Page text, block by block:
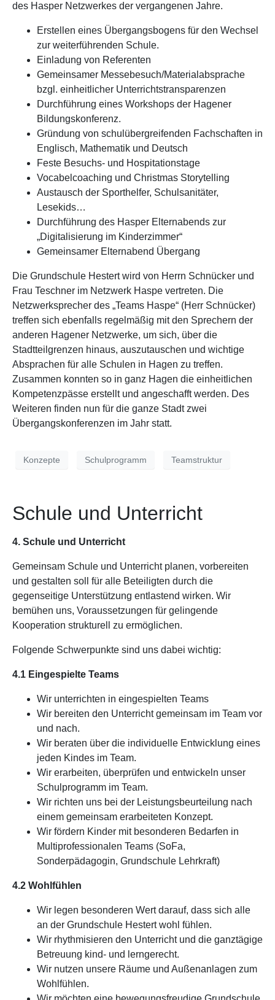
des Hasper Netzwerkes der vergangenen Jahre.
Erstellen eines Übergangsbogens für den Wechsel
zur weiterführenden Schule.
Einladung von Referenten
Gemeinsamer Messebesuch/Materialabsprache
bzgl. einheitlicher Unterrichtstransparenzen
Durchführung eines Workshops der Hagener
Bildungskonferenz.
Gründung von schulübergreifenden Fachschaften in
Englisch, Mathematik und Deutsch
Feste Besuchs- und Hospitationstage
Vocabelcoaching und Christmas Storytelling
Austausch der Sporthelfer, Schulsanitäter,
Lesekids…
Durchführung des Hasper Elternabends zur
„Digitalisierung im Kinderzimmer“
Gemeinsamer Elternabend Übergang
Die Grundschule Hestert wird von Herrn Schnücker und
Frau Teschner im Netzwerk Haspe vertreten. Die
Netzwerksprecher des „Teams Haspe“ (Herr Schnücker)
treffen sich ebenfalls regelmäßig mit den Sprechern der
anderen Hagener Netzwerke, um sich, über die
Stadtteilgrenzen hinaus, auszutauschen und wichtige
Absprachen für alle Schulen in Hagen zu treffen.
Zusammen konnten so in ganz Hagen die einheitlichen
Kompetenzpässe erstellt und angeschafft werden. Des
Weiteren finden nun für die ganze Stadt zwei
Übergangskonferenzen im Jahr statt.
Konzepte Schulprogramm Teamstruktur
Schule und Unterricht
4. Schule und Unterricht
Gemeinsam Schule und Unterricht planen, vorbereiten
und gestalten soll für alle Beteiligten durch die
gegenseitige Unterstützung entlastend wirken. Wir
bemühen uns, Voraussetzungen für gelingende
Kooperation strukturell zu ermöglichen.
Folgende Schwerpunkte sind uns dabei wichtig:
4.1 Eingespielte Teams
Wir unterrichten in eingespielten Teams
Wir bereiten den Unterricht gemeinsam im Team vor
und nach.
Wir beraten über die individuelle Entwicklung eines
jeden Kindes im Team.
Wir erarbeiten, überprüfen und entwickeln unser
Schulprogramm im Team.
Wir richten uns bei der Leistungsbeurteilung nach
einem gemeinsam erarbeiteten Konzept.
Wir fördern Kinder mit besonderen Bedarfen in
Multiprofessionalen Teams (SoFa,
Sonderpädagogin, Grundschule Lehrkraft)
4.2 Wohlfühlen
Wir legen besonderen Wert darauf, dass sich alle
an der Grundschule Hestert wohl fühlen.
Wir rhythmisieren den Unterricht und die ganztägige
Betreuung kind- und lerngerecht.
Wir nutzen unsere Räume und Außenanlagen zum
Wohlfühlen.